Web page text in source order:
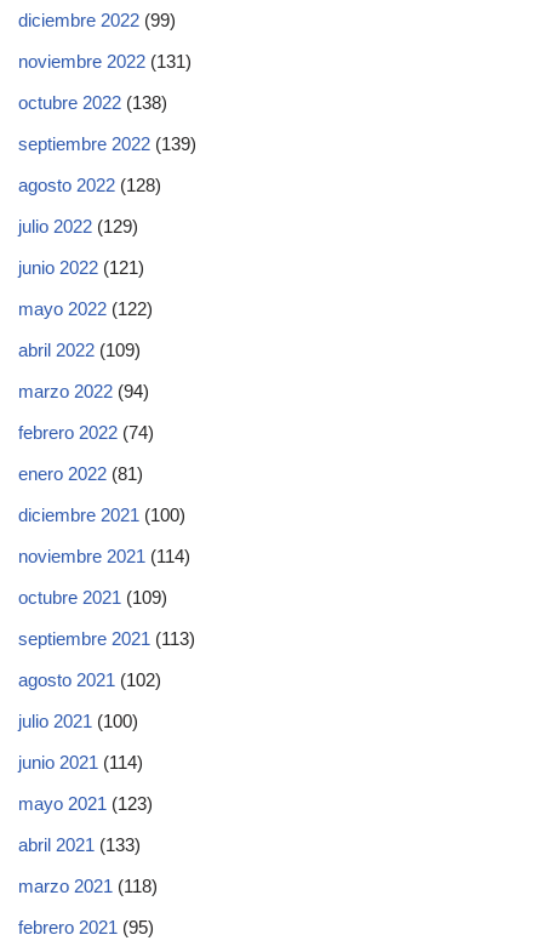
diciembre 2022 (99)
noviembre 2022 (131)
octubre 2022 (138)
septiembre 2022 (139)
agosto 2022 (128)
julio 2022 (129)
junio 2022 (121)
mayo 2022 (122)
abril 2022 (109)
marzo 2022 (94)
febrero 2022 (74)
enero 2022 (81)
diciembre 2021 (100)
noviembre 2021 (114)
octubre 2021 (109)
septiembre 2021 (113)
agosto 2021 (102)
julio 2021 (100)
junio 2021 (114)
mayo 2021 (123)
abril 2021 (133)
marzo 2021 (118)
febrero 2021 (95)